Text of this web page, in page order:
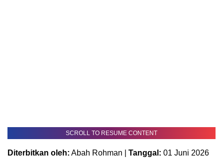
SCROLL TO RESUME CONTENT
Diterbitkan oleh: Abah Rohman | Tanggal: 01 Juni 2026